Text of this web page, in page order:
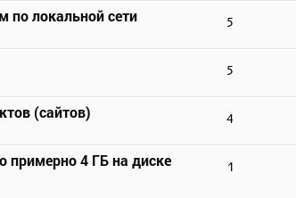
по локальной сети 5
5
(сайтов) 4
примерно 4 ГБ на диске
1